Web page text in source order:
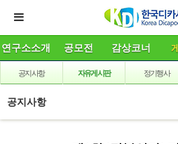
연구소소개 공모전 감상코너
공지사항 자유게시판 정기행사
공지사항